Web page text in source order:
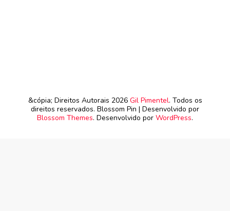
&cópia; Direitos Autorais 2026 Gil Pimentel. Todos os
direitos reservados. Blossom Pin | Desenvolvido por
Blossom Themes. Desenvolvido por WordPress.